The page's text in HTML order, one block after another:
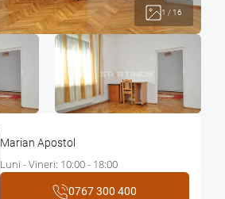
1 /16
Marian Apostol
Luni - Vineri: 10:00 - 18:00
0767 300 400